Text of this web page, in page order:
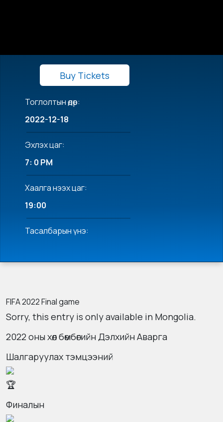
Buy Tickets
Тоглолтын өдөр:
2022-12-18
Эхлэх цаг:
7: 0 PM
Хаалга нээх цаг:
19:00
Тасалбарын үнэ:
FIFA 2022 Final game
Sorry, this entry is only available in Mongolia.
2022 оны хөл бөмбөгийн Дэлхийн Аварга
Шалгаруулах тэмцээний
Финалын